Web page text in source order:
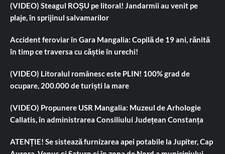
(VIDEO) Steagul ROȘU pe litoral! Jandarmii au venit pe
plaje, în sprijinul salvamarilor
Accident feroviar în Gara Mangalia: Copilă de 19 ani, rănită
în timp ce traversa cu căștie în urechi!
(VIDEO) Litoralul românesc este PLIN! 100% grad de
ocupare, 200.000 de turiști la mare
(VIDEO) Propunere USR Mangalia: Muzeul de Arhologie
Callatis, în administrarea Consiliului Județean Constanța
ATENȚIE! Se sistează furnizarea apei potabile la Jupiter, Cap